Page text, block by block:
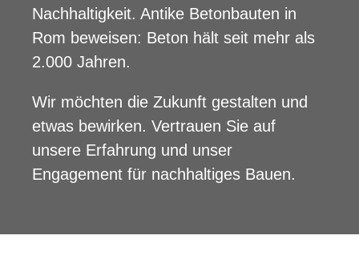
Nachhaltigkeit. Antike Betonbauten in
Rom beweisen: Beton hält seit mehr als
2.000 Jahren.
Wir möchten die Zukunft gestalten und
etwas bewirken. Vertrauen Sie auf
unsere Erfahrung und unser
Engagement für nachhaltiges Bauen.